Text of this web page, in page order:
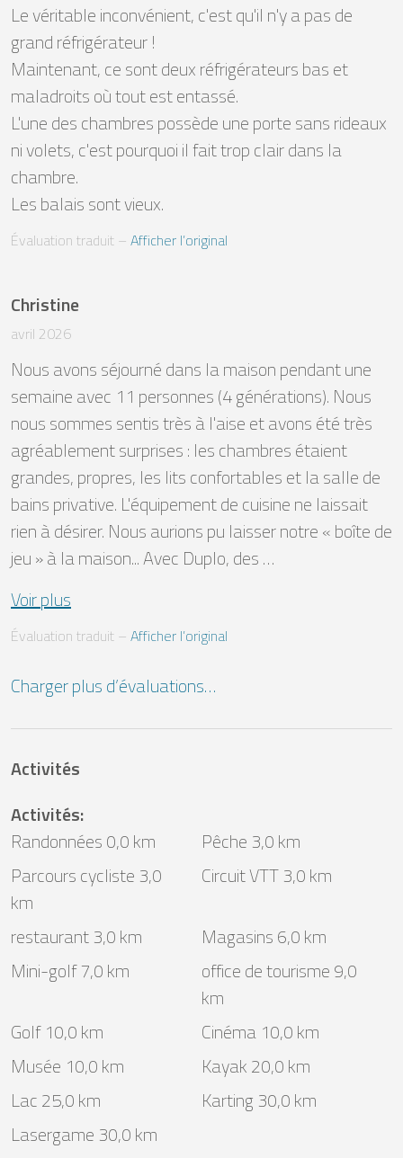
Le véritable inconvénient, c'est qu'il n'y a pas de
grand réfrigérateur !
Maintenant, ce sont deux réfrigérateurs bas et
maladroits où tout est entassé.
L'une des chambres possède une porte sans rideaux
ni volets, c'est pourquoi il fait trop clair dans la
chambre.
Les balais sont vieux.
Évaluation traduit – Afficher l’original
Christine
avril 2026
Nous avons séjourné dans la maison pendant une
semaine avec 11 personnes (4 générations). Nous
nous sommes sentis très à l'aise et avons été très
agréablement surprises : les chambres étaient
grandes, propres, les lits confortables et la salle de
bains privative. L'équipement de cuisine ne laissait
rien à désirer. Nous aurions pu laisser notre « boîte de
jeu » à la maison... Avec Duplo, des …
Voir plus
Évaluation traduit – Afficher l’original
Charger plus d’évaluations…
Activités
Activités:
Randonnées 0,0 km
Pêche 3,0 km
Parcours cycliste 3,0
km
Circuit VTT 3,0 km
restaurant 3,0 km
Magasins 6,0 km
Mini-golf 7,0 km
office de tourisme 9,0
km
Golf 10,0 km
Cinéma 10,0 km
Musée 10,0 km
Kayak 20,0 km
Lac 25,0 km
Karting 30,0 km
Lasergame 30,0 km